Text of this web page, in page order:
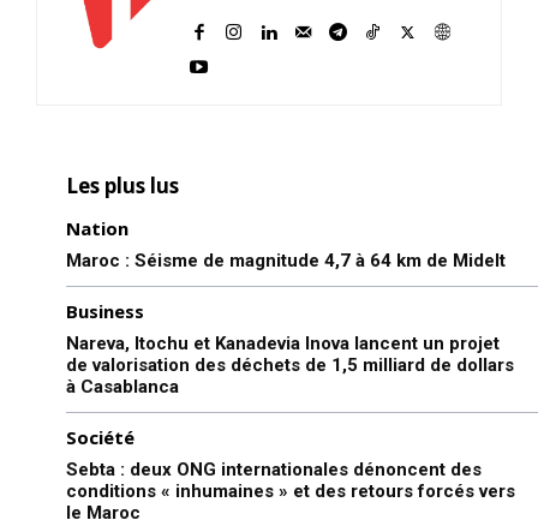
Les plus lus
Nation
Maroc : Séisme de magnitude 4,7 à 64 km de Midelt
Business
Nareva, Itochu et Kanadevia Inova lancent un projet
de valorisation des déchets de 1,5 milliard de dollars
à Casablanca
Société
Sebta : deux ONG internationales dénoncent des
conditions « inhumaines » et des retours forcés vers
le Maroc